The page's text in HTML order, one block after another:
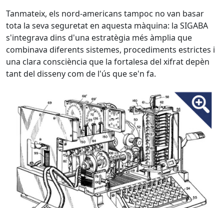
Tanmateix, els nord-americans tampoc no van basar
tota la seva seguretat en aquesta màquina: la SIGABA
s'integrava dins d'una estratègia més àmplia que
combinava diferents sistemes, procediments estrictes i
una clara consciència que la fortalesa del xifrat depèn
tant del disseny com de l'ús que se'n fa.